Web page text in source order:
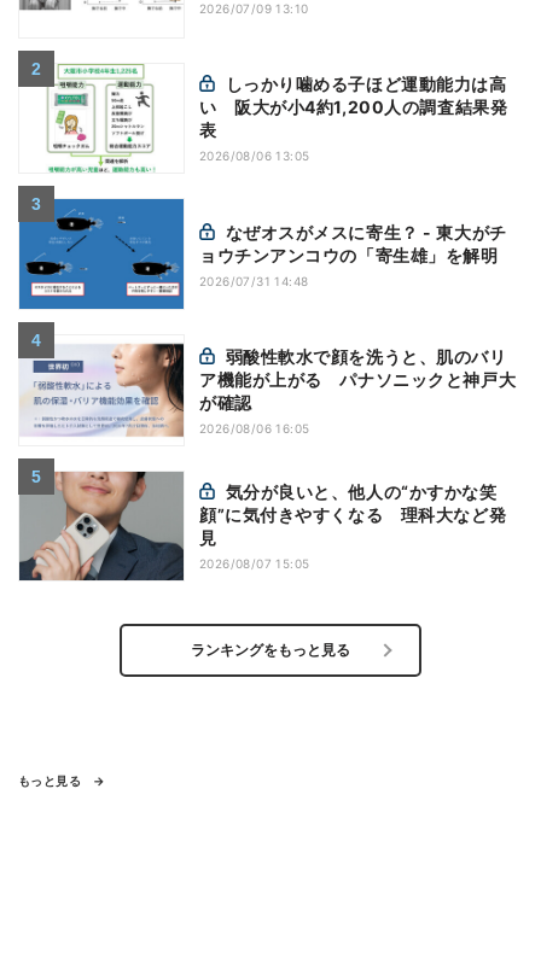
2026/07/09 13:10
い 阪大が小4約1,200人の調査結果発
表
2026/08/06 13:05
ョウチンアンコウの「寄生雄」を解明
2026/07/31 14:48
ア機能が上がる パナソニックと神戸大
が確認
2026/08/06 16:05
顔”に気付きやすくなる 理科大など発
見
2026/08/07 15:05
ランキングをもっと見る
もっと見る